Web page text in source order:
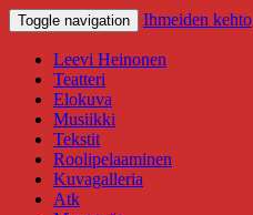
Toggle navigation Ihmeiden kehto
Leevi Heinonen
Teatteri
Elokuva
Musiikki
Tekstit
Roolipelaaminen
Kuvagalleria
Atk